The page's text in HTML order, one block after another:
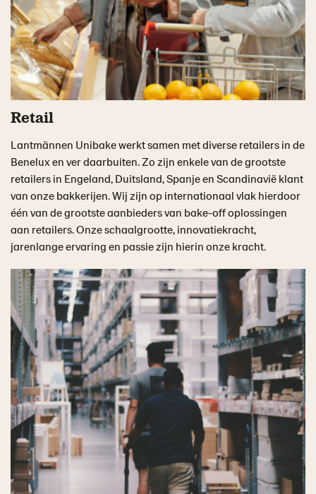
Retail
Lantmännen Unibake werkt samen met diverse retailers in de
Benelux en ver daarbuiten. Zo zijn enkele van de grootste
retailers in Engeland, Duitsland, Spanje en Scandinavië klant
van onze bakkerijen. Wij zijn op internationaal vlak hierdoor
één van de grootste aanbieders van bake-off oplossingen
aan retailers. Onze schaalgrootte, innovatiekracht,
jarenlange ervaring en passie zijn hierin onze kracht.